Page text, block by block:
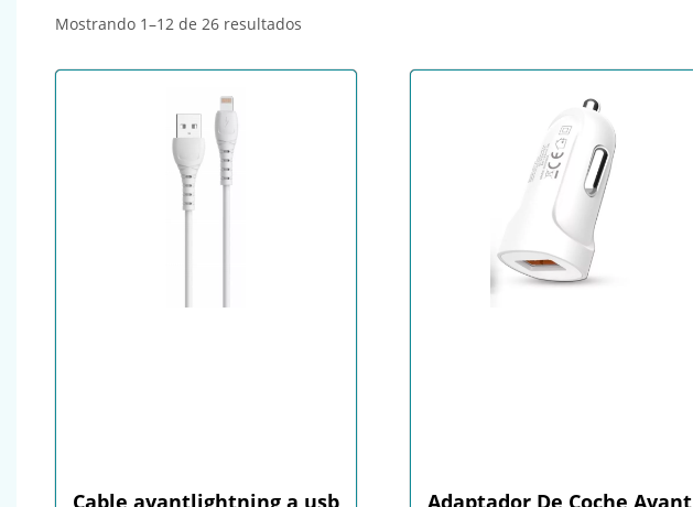
Mostrando 1–12 de 26 resultados
Cable avantlightning a usb Adaptador De Coche Avant